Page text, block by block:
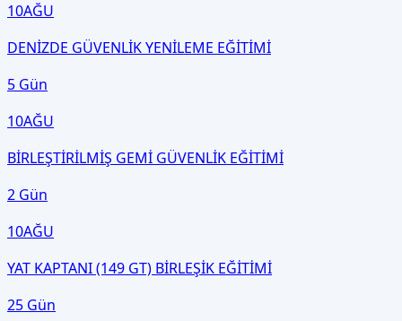
10AĞU
DENİZDE GÜVENLİK YENİLEME EĞİTİMİ
5 Gün
10AĞU
BİRLEŞTİRİLMİŞ GEMİ GÜVENLİK EĞİTİMİ
2 Gün
10AĞU
YAT KAPTANI (149 GT) BİRLEŞİK EĞİTİMİ
25 Gün